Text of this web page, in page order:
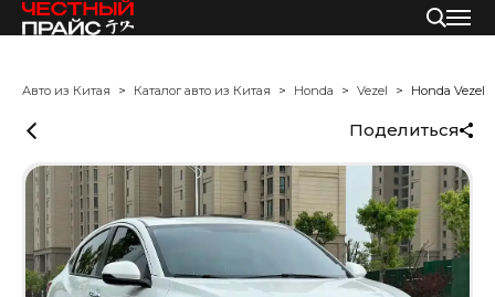
Авто из Китая Каталог авто из Китая Honda Vezel Honda Vezel
Поделиться